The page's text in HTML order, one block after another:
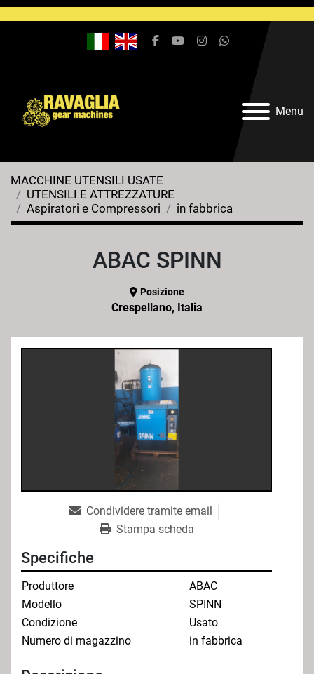
Menu
facebookyoutubeinstagramwhatsapp
MACCHINE UTENSILI USATE
UTENSILI E ATTREZZATURE
Aspiratori e Compressori
in fabbrica
ABAC SPINN
Posizione
Crespellano, Italia
Condividere tramite email
Stampa scheda
Specifiche
Produttore
ABAC
Modello
SPINN
Condizione
Usato
Numero di magazzino
in fabbrica